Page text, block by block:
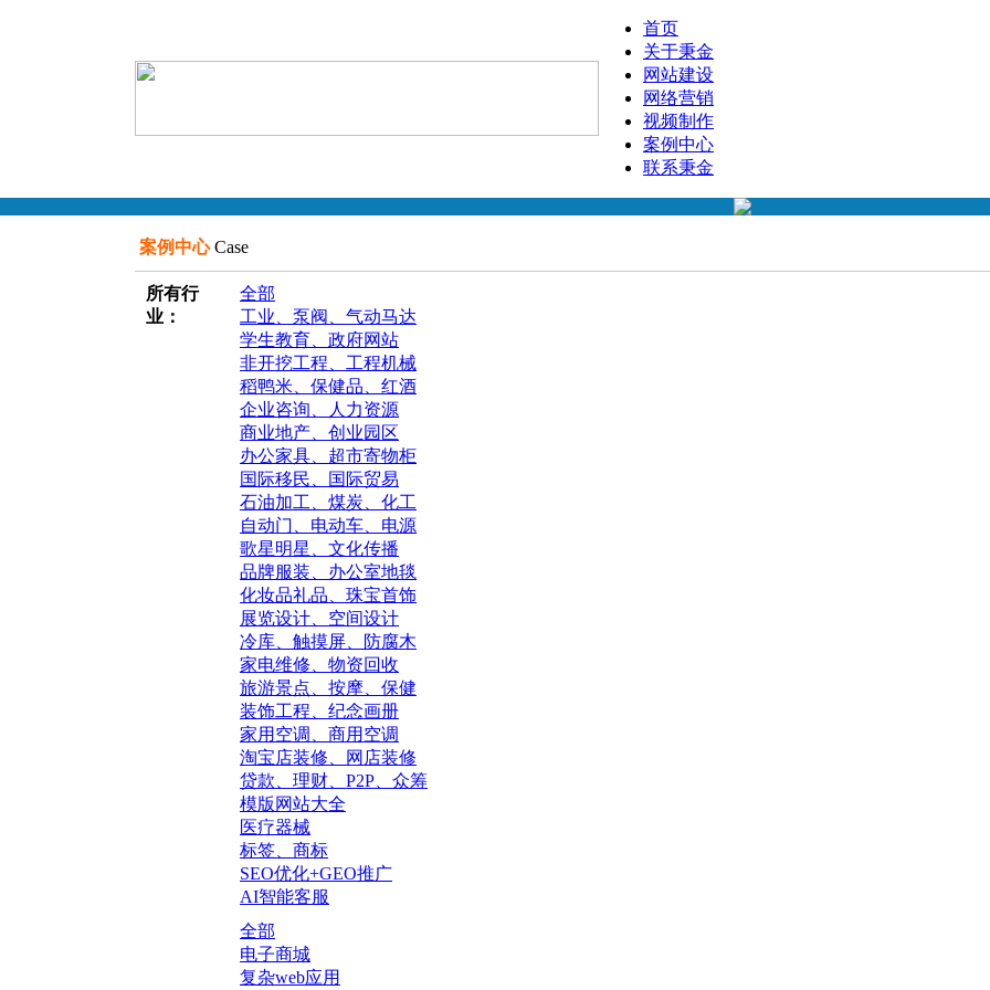
首页
关于秉金
网站建设
网络营销
视频制作
案例中心
联系秉金
案例中心Case
所有行
业：
全部
工业、泵阀、气动马达
学生教育、政府网站
非开挖工程、工程机械
稻鸭米、保健品、红酒
企业咨询、人力资源
商业地产、创业园区
办公家具、超市寄物柜
国际移民、国际贸易
石油加工、煤炭、化工
自动门、电动车、电源
歌星明星、文化传播
品牌服装、办公室地毯
化妆品礼品、珠宝首饰
展览设计、空间设计
冷库、触摸屏、防腐木
家电维修、物资回收
旅游景点、按摩、保健
装饰工程、纪念画册
家用空调、商用空调
淘宝店装修、网店装修
贷款、理财、P2P、众筹
模版网站大全
医疗器械
标签、商标
SEO优化+GEO推广
AI智能客服
全部
电子商城
复杂web应用